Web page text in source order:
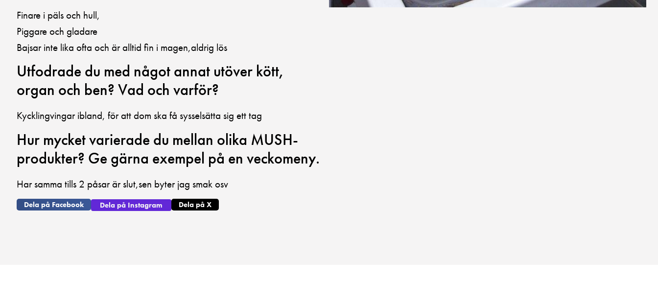
Finare i päls och hull,
Piggare och gladare
Bajsar inte lika ofta och är alltid fin i magen,aldrig lös
Utfodrade du med något annat utöver kött,
organ och ben? Vad och varför?
Kycklingvingar ibland, för att dom ska få sysselsätta sig ett tag
Hur mycket varierade du mellan olika MUSH-
produkter? Ge gärna exempel på en veckomeny.
Har samma tills 2 påsar är slut,sen byter jag smak osv
Dela på Facebook Dela på Instagram Dela på X